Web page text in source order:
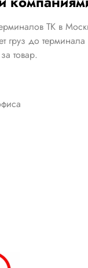
ТК в
груз до
за товар.